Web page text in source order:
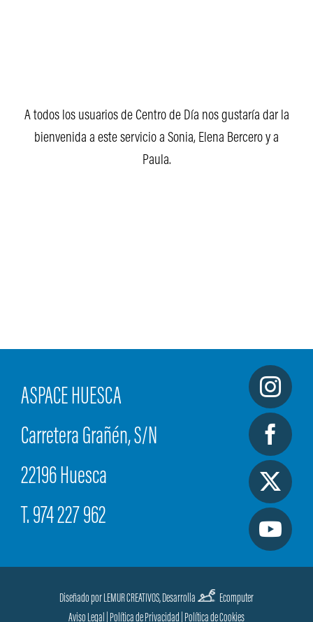
A todos los usuarios de Centro de Día nos gustaría dar la
bienvenida a este servicio a Sonia, Elena Bercero y a
Paula.
ASPACE HUESCA
Carretera Grañén, S/N
22196 Huesca
T. 974 227 962
Diseñado por LEMUR CREATIVOS,Desarrolla
Ecomputer
Aviso Legal Política de Privacidad Política de Cookies